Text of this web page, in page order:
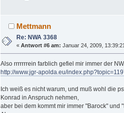
Mettmann
Re: NWA 3368
«Antwort #6 am: Januar 24, 2009,
Also rrrrrrrein farblich gefiel mir immer der
http://www.jgr-apolda.eu/
Ich weiß es nicht warum, und muß wohl die
Konrad in Anspruch nehmen,
aber bei dem kommt mir immer "Barock" und